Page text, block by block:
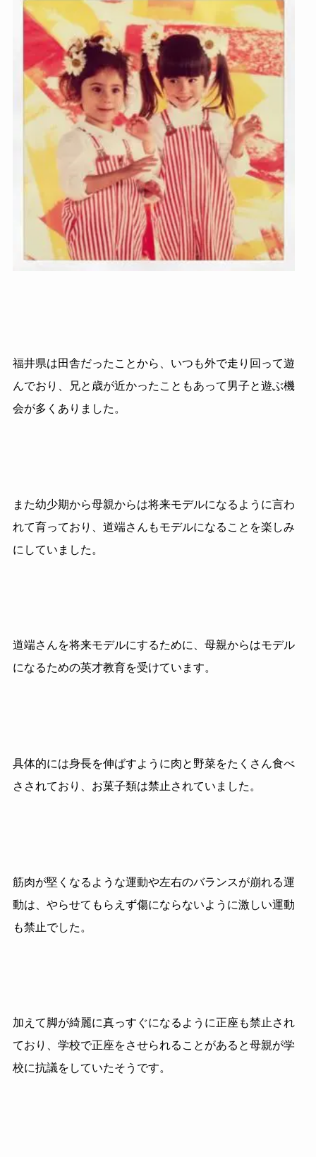
福井県は田舎だったことから、いつも外で走り回って遊
んでおり、兄と歳が近かったこともあって男子と遊ぶ機
会が多くありました。
また幼少期から母親からは将来モデルになるように言わ
れて育っており、道端さんもモデルになることを楽しみ
にしていました。
道端さんを将来モデルにするために、母親からはモデル
になるための英才教育を受けています。
具体的には身長を伸ばすように肉と野菜をたくさん食べ
さされており、お菓子類は禁止されていました。
筋肉が堅くなるような運動や左右のバランスが崩れる運
動は、やらせてもらえず傷にならないように激しい運動
も禁止でした。
加えて脚が綺麗に真っすぐになるように正座も禁止され
ており、学校で正座をさせられることがあると母親が学
校に抗議をしていたそうです。